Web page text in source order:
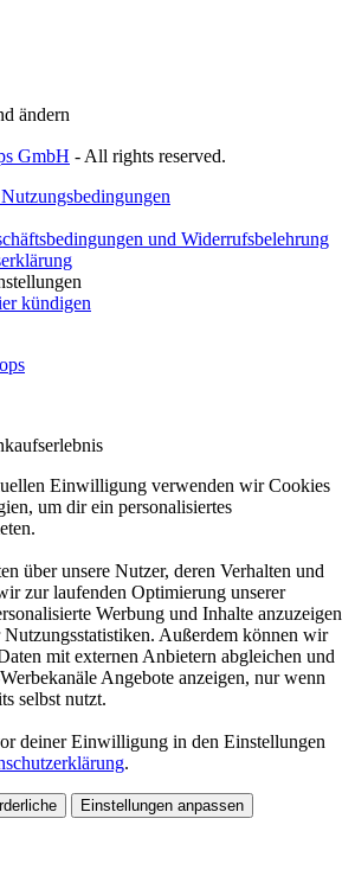
ändern
GmbH - All rights reserved.
und Widerrufsbelehrung
kündigen
Einwilligung verwenden wir Cookies
um dir ein personalisiertes
über unsere Nutzer, deren Verhalten und
zur laufenden Optimierung unserer
Werbung und Inhalte anzuzeigen
Außerdem können wir
mit externen Anbietern abgleichen und
Angebote anzeigen, nur wenn
selbst nutzt.
deiner Einwilligung in den Einstellungen
.
Einstellungen anpassen